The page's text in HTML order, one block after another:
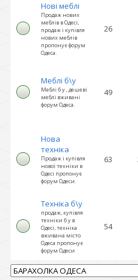
Нові меблі
Продаж нових
меблів в Одесі,
продаж і купівля
нових меблів
пропонує форум
Одеса.
26
Меблі б\у
Меблі б у , дешеві
меблі вживані
форум Одеса.
49
Нова
техніка
Продаж і купівля
нової техніки в
Одесі пропонує
форум Одеси.
63
Техніка б\у
продаж, купівля
техніки б у в
Одесі, техніка
вживана місто
Одеса пропонує
форум Одеси
54